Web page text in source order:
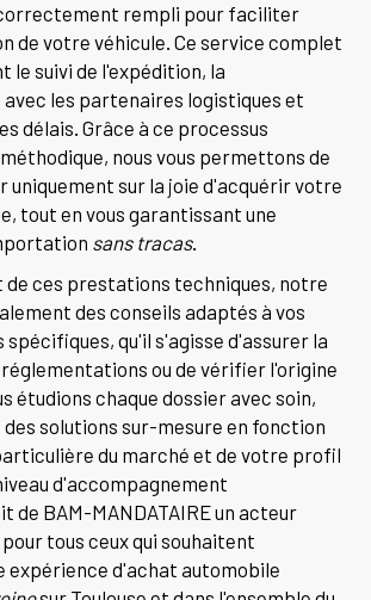
rempli pour faciliter
de votre véhicule. Ce service complet
le suivi de l'expédition, la
les partenaires logistiques et
délais. Grâce à ce processus
nous vous permettons de
uniquement sur la joie d'acquérir votre
tout en vous garantissant une
sans tracas.
de ces prestations techniques, notre
des conseils adaptés à vos
qu'il s'agisse d'assurer la
ou de vérifier l'origine
étudions chaque dossier avec soin,
solutions sur-mesure en fonction
du marché et de votre profil
d'accompagnement
de BAM-MANDATAIRE un acteur
tous ceux qui souhaitent
expérience d'achat automobile